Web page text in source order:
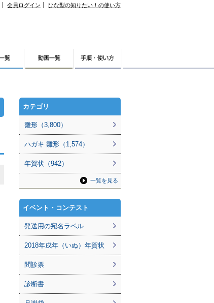
会員ログイン ひな型の知りたい！の使い方
カテゴリ
雛形（3,800）
ハガキ 雛形（1,574）
年賀状（942）
一覧を見る
イベント・コンテスト
発送用の宛名ラベル
2018年戌年（いぬ）年賀状
問診票
診断書